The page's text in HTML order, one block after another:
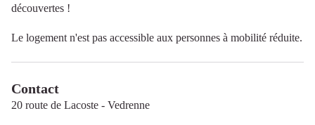
découvertes !
Le logement n'est pas accessible aux personnes à mobilité réduite.
Contact
20 route de Lacoste - Vedrenne